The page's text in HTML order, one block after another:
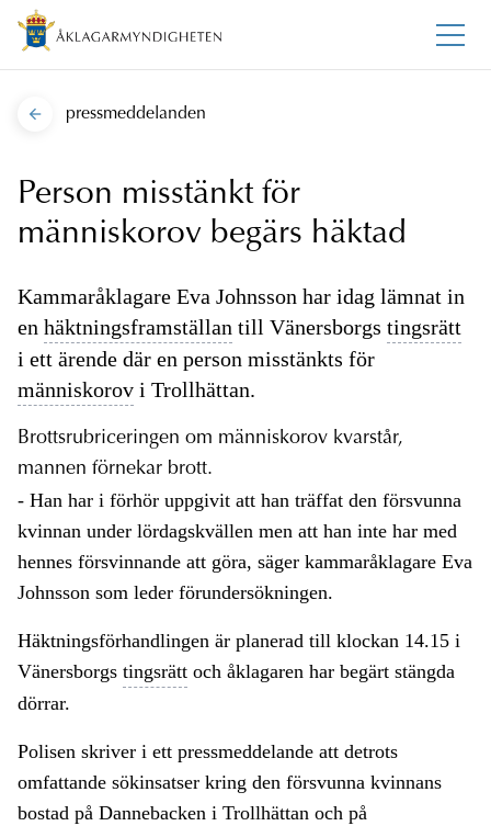
pressmeddelanden
Person misstänkt för
människorov begärs häktad
Kammaråklagare Eva Johnsson har idag lämnat in
en häktningsframställan till Vänersborgs tingsrätt
i ett ärende där en person misstänkts för
människorov i Trollhättan.
Brottsrubriceringen om människorov kvarstår,
mannen förnekar brott.
- Han har i förhör uppgivit att han träffat den försvunna
kvinnan under lördagskvällen men att han inte har med
hennes försvinnande att göra, säger kammaråklagare Eva
Johnsson som leder förundersökningen.
Häktningsförhandlingen är planerad till klockan 14.15 i
Vänersborgs tingsrätt och åklagaren har begärt stängda
dörrar.
Polisen skriver i ett pressmeddelande att detrots
omfattande sökinsatser kring den försvunna kvinnans
bostad på Dannebacken i Trollhättan och på